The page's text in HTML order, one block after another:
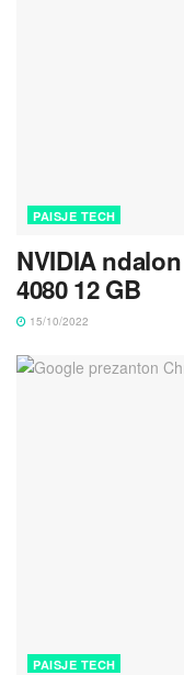
PAISJE TECH
NVIDIA
4080 12 GB
15/10/2022
PAISJE TECH